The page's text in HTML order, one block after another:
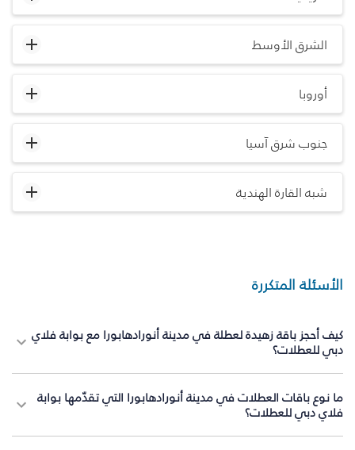
الشرق الأوسط
أوروبا
جنوب شرق آسيا
شبه القارة الهندية
الأسئلة المتكررة
كيف أحجز باقة زهيدة لعطلة في مدينة أنورادهابورا مع بوابة فلاي
دبي للعطلات؟
ما نوع باقات العطلات في مدينة أنورادهابورا التي تقدّمها بوابة
فلاي دبي للعطلات؟